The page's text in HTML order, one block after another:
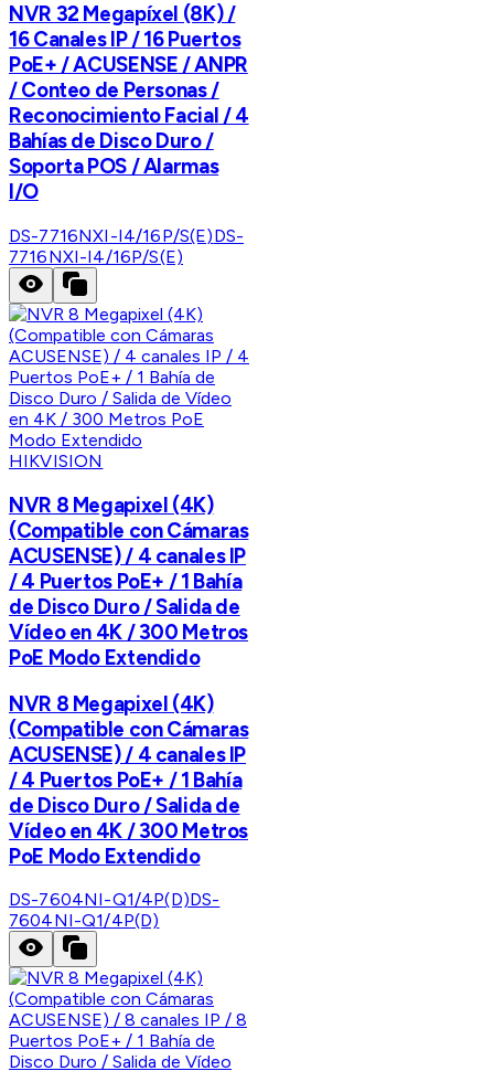
NVR 32 Megapíxel (8K) /
16 Canales IP / 16 Puertos
PoE+ / ACUSENSE / ANPR
/ Conteo de Personas /
Reconocimiento Facial / 4
Bahías de Disco Duro /
Soporta POS / Alarmas
I/O
DS-7716NXI-I4/16P/S(E)DS-
7716NXI-I4/16P/S(E)
HIKVISION
NVR 8 Megapixel (4K)
(Compatible con Cámaras
ACUSENSE) / 4 canales IP
/ 4 Puertos PoE+ / 1 Bahía
de Disco Duro / Salida de
Vídeo en 4K / 300 Metros
PoE Modo Extendido
NVR 8 Megapixel (4K)
(Compatible con Cámaras
ACUSENSE) / 4 canales IP
/ 4 Puertos PoE+ / 1 Bahía
de Disco Duro / Salida de
Vídeo en 4K / 300 Metros
PoE Modo Extendido
DS-7604NI-Q1/4P(D)DS-
7604NI-Q1/4P(D)